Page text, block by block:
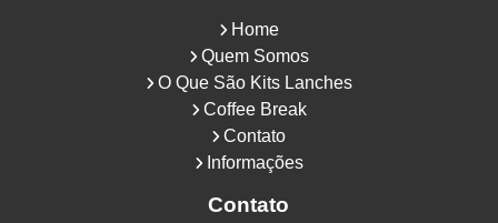
Home
Quem Somos
O Que São Kits Lanches
Coffee Break
Contato
Informações
Contato